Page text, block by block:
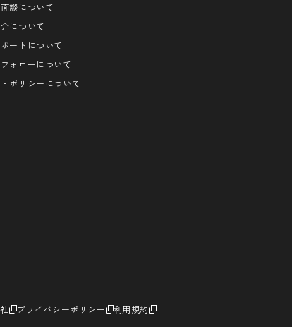
談について
について
ートについて
ォローについて
ポリシーについて
プライバシーポリシー 利用規約